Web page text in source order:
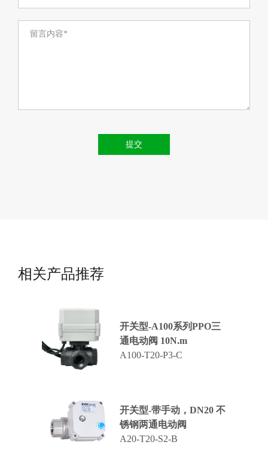
留言内容*
提交
相关产品推荐
开关型-A100系列PPO三
通电动阀 10N.m
A100-T20-P3-C
开关型-带手动，DN20 不
锈钢两通电动阀
A20-T20-S2-B